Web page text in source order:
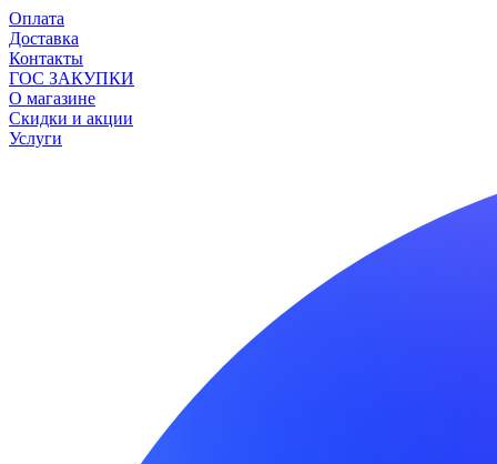
Оплата
Доставка
Контакты
ГОС ЗАКУПКИ
О магазине
Скидки и акции
Услуги